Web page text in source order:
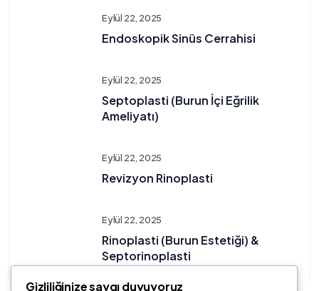
Eylül 22, 2025
Endoskopik Sinüs Cerrahisi
Eylül 22, 2025
Septoplasti (Burun İçi Eğrilik
Ameliyatı)
Eylül 22, 2025
Revizyon Rinoplasti
Eylül 22, 2025
Rinoplasti (Burun Estetiği) &
Septorinoplasti
Gizliliğinize saygı duyuyoruz